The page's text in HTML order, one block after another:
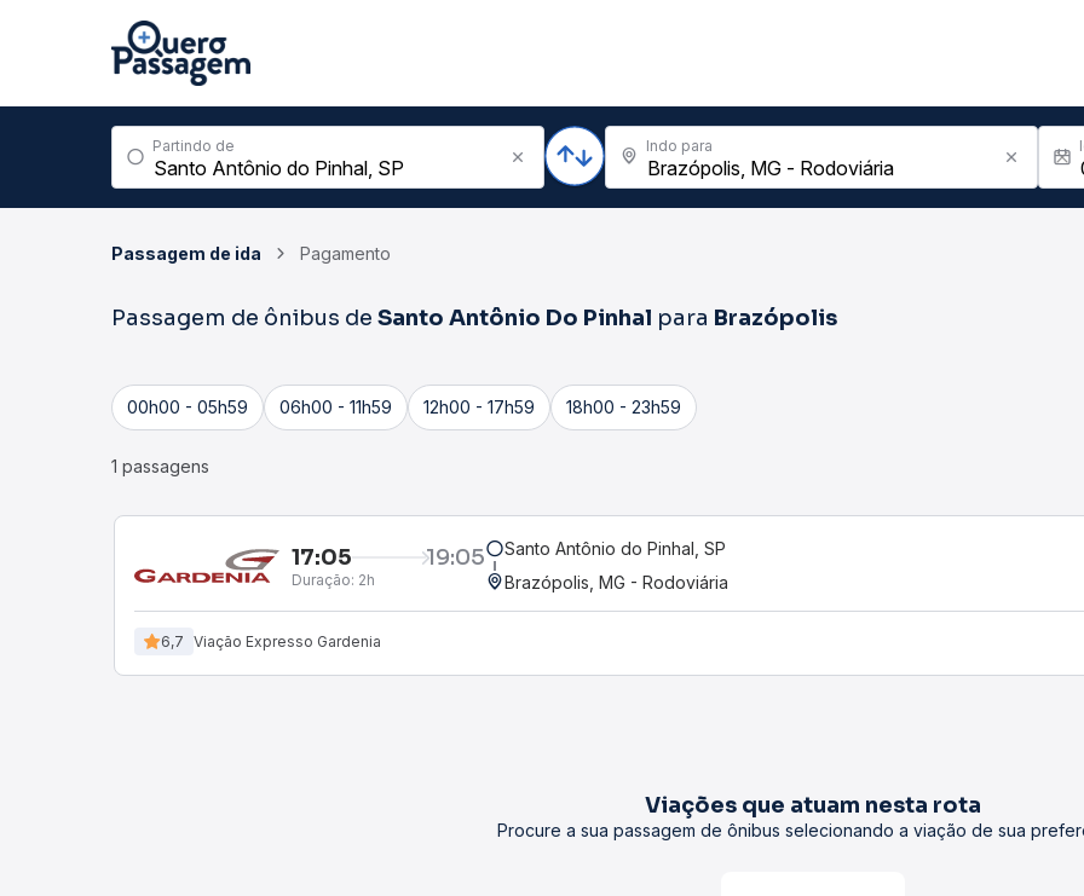
Partindo de Indo para
Passagem de ida Pagamento
Passagem de ônibus de Santo Antônio Do Pinhal para Brazópolis
00h00 - 05h59 06h00 - 11h59 12h00 - 17h59 18h00 - 23h59
1 passagens
17:05 19:05
Duração: 2h
Santo Antônio do Pinhal, SP
Brazópolis, MG - Rodoviária
6,7 Viação Expresso Gardenia
Viações que atuam nesta rota
Procure a sua passagem de ônibus selecionando a viação de sua